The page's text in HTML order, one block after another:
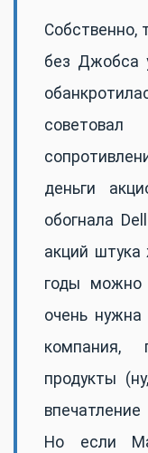
Собственно,
без Джобса
деньги
обогнала
акций штука
годы можно
очень
компания,
продукты
Но если